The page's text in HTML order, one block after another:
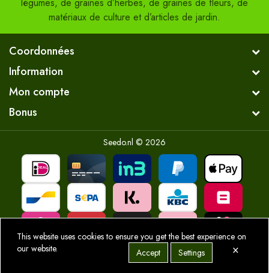
légumes, de graines d’herbes, de graines de fleurs, de
matériaux de culture et d’articles de jardin.
Coordonnées
Information
Mon compte
Bonus
Seedo.nl © 2026
This website uses cookies to ensure you get the best experience on
our website.
Accept Settings ×